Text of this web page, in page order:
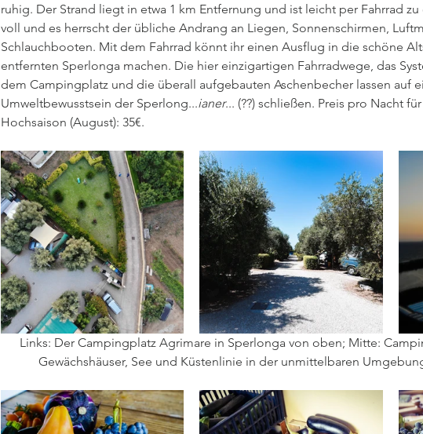
ruhig. Der Strand liegt in etwa 1 km Entfernung und ist leicht per Fahrrad
voll und es herrscht der übliche Andrang an Liegen, Sonnenschirmen,
Schlauchbooten. Mit dem Fahrrad könnt ihr einen Ausflug in die schöne
entfernten Sperlonga machen. Die hier einzigartigen Fahrradwege, das
dem Campingplatz und die überall aufgebauten Aschenbecher lassen auf
Umweltbewusstsein der Sperlong...ianer... (??) schließen. Preis pro Nacht
Hochsaison (August): 35€.
Links: Der Campingplatz Agrimare in Sperlonga von oben; Mitte:
Gewächshäuser, See und Küstenlinie in der unmittelbaren